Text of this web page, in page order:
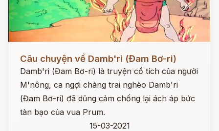
Câu chuyện về Damb'ri (Đam Bơ-ri)
Damb'ri (Đam Bơ-ri) là truyện cổ tích của người
M'nông, ca ngợi chàng trai nghèo Damb'ri
(Đam Bơ-ri) đã dũng cảm chống lại ách áp bức
tàn bạo của vua Prum.
15-03-2021